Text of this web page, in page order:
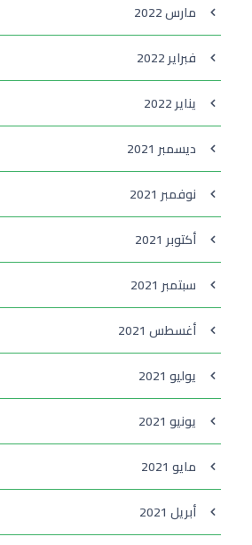
مارس 2022
فبراير 2022
يناير 2022
ديسمبر 2021
نوفمبر 2021
أكتوبر 2021
سبتمبر 2021
أغسطس 2021
يوليو 2021
يونيو 2021
مايو 2021
أبريل 2021